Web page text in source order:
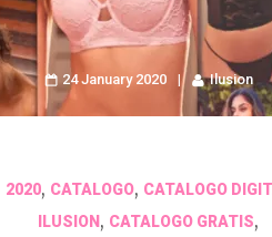
24 January 2020 Ilusion
2020, CATALOGO, CATALOGO
ILUSION , CATALOGO GRATIS,